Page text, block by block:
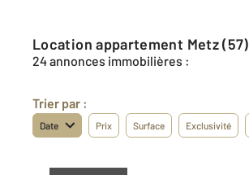
Location appartement Metz (57)
24 annonces immobilières :
Trier par :
Date Prix Surface Exclusivité